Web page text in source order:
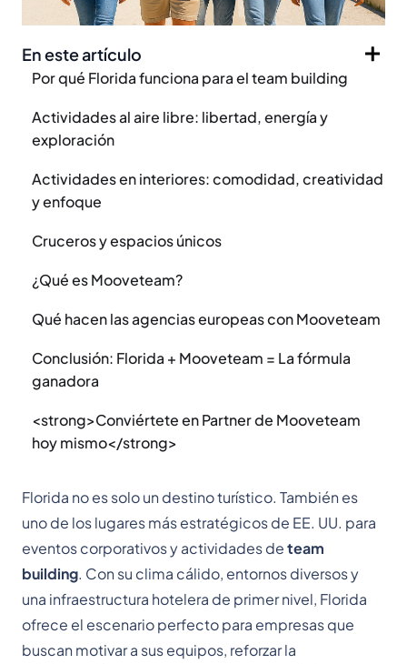
En este artículo
Por qué Florida funciona para el team building
Actividades al aire libre: libertad, energía y
exploración
Actividades en interiores: comodidad, creatividad
y enfoque
Cruceros y espacios únicos
¿Qué es Mooveteam?
Qué hacen las agencias europeas con Mooveteam
Conclusión: Florida + Mooveteam = La fórmula
ganadora
<strong>Conviértete en Partner de Mooveteam
hoy mismo</strong>
Florida no es solo un destino turístico. También es
uno de los lugares más estratégicos de EE. UU. para
eventos corporativos y actividades deteam
building. Con su clima cálido, entornos diversos y
una infraestructura hotelera de primer nivel, Florida
ofrece el escenario perfecto para empresas que
buscan motivar a sus equipos, reforzar la